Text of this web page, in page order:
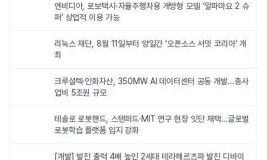
엔비디아, 로보택시·자율주행차용 개방형 모델 ‘알파마요 2 슈
퍼’ 상업적 이용 가능
리눅스 재단, 8월 11일부터 양일간 ‘오픈소스 서밋 코리아’ 개
최
크루셜텍·인화자산, 350MW AI 데이터센터 공동 개발…총사
업비 5조원 규모
테솔로 로봇핸드, 스탠퍼드·MIT 연구 현장 잇단 채택…글로벌
로봇학습 플랫폼 입지 강화
[개발] 발진 출력 4배 높인 2세대 테라헤르츠파 발진 디바이